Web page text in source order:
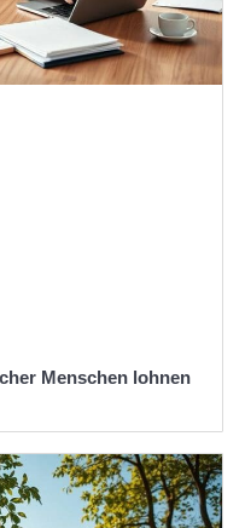
Menschen lohnen